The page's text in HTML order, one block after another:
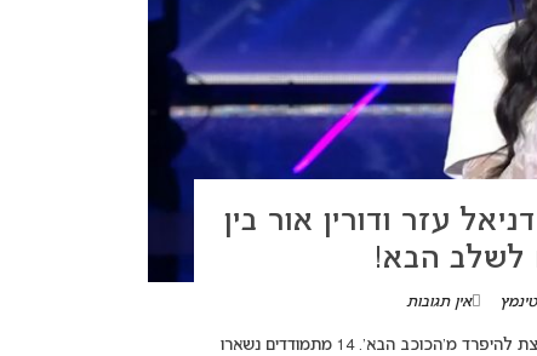
עזר ודורין אור בין
לשלב הבא!
אין תגובות
(adsbygoogle = window.adsbygoogle || []).push({}); גילי צנעני נאלצת להיפרד מ'הכוכב הבא'. 14 מתמודדים נשארו